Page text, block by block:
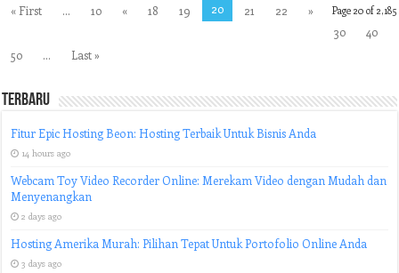
Page 20 of 2,185
« First ... 10 « 18 19 20 21 22
»
30
40
50
... Last »
Terbaru
Fitur Epic Hosting Beon: Hosting Terbaik Untuk Bisnis Anda
14 hours ago
Webcam Toy Video Recorder Online: Merekam Video dengan Mudah dan
Menyenangkan
2 days ago
Hosting Amerika Murah: Pilihan Tepat Untuk Portofolio Online Anda
3 days ago